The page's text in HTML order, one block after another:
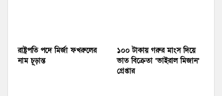
রাষ্ট্রপতি পদে মির্জা ফখরুলের
নাম চূড়ান্ত
১০০ টাকায় গরুর মাংস দিয়ে
ভাত বিক্রেতা ‘ভাইরাল মিজান’
গ্রেপ্তার